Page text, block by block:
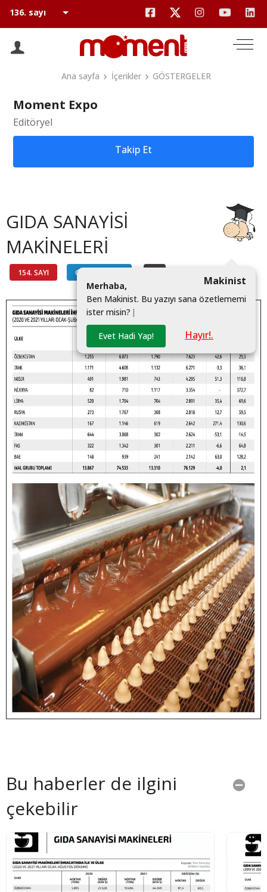
Ana sayfa İçerikler GÖSTERGELER
Moment Expo
Editöryel
Takip Et
GIDA SANAYİSİ
MAKİNELERİ
154. SAYI GÖSTERGELER
Makinist
Merhaba,
Ben Makinist. Bu yazıyı sana özetlememi
ister misin? |
Evet Hadi Yap! Hayır!.
Bu haberler de ilgini
çekebilir